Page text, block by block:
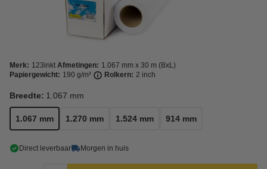
Merk: 123inkt Afmetingen: 1.067 mm x 30 m (BxL)
Papiergewicht: 190 g/m² Rolkern: 2 inch
Breedte: 1.067 mm
1.067 mm 1.270 mm 1.524 mm 914 mm
Direct leverbaar Morgen in huis